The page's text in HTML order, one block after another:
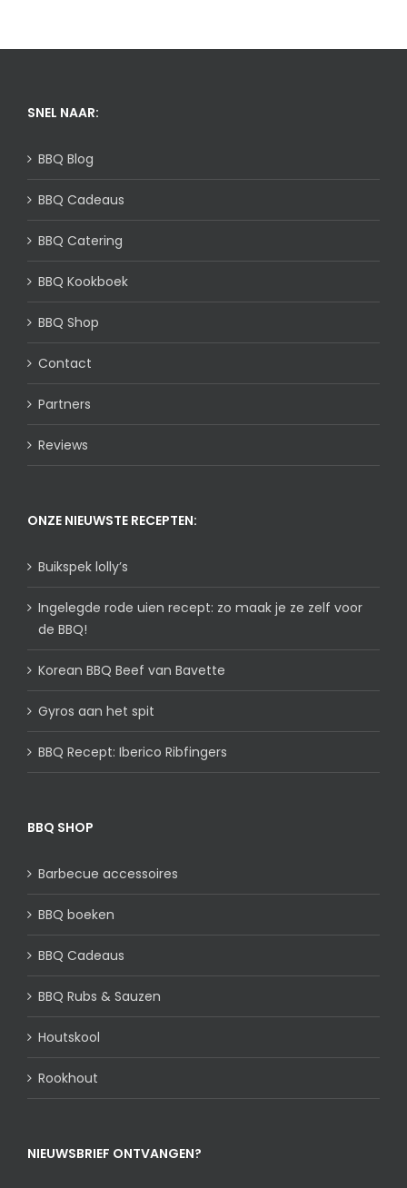
SNEL NAAR:
BBQ Blog
BBQ Cadeaus
BBQ Catering
BBQ Kookboek
BBQ Shop
Contact
Partners
Reviews
ONZE NIEUWSTE RECEPTEN:
Buikspek lolly’s
Ingelegde rode uien recept: zo maak je ze zelf voor
de BBQ!
Korean BBQ Beef van Bavette
Gyros aan het spit
BBQ Recept: Iberico Ribfingers
BBQ SHOP
Barbecue accessoires
BBQ boeken
BBQ Cadeaus
BBQ Rubs & Sauzen
Houtskool
Rookhout
NIEUWSBRIEF ONTVANGEN?